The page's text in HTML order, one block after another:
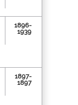
1896-
1939
1897-
1897